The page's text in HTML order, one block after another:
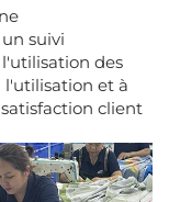
suivi
des
l'utilisation et à
client